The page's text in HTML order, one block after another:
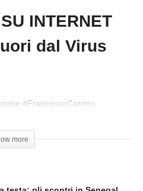
Code
INTERNET
dal Virus
#FrancescoCarrino
more